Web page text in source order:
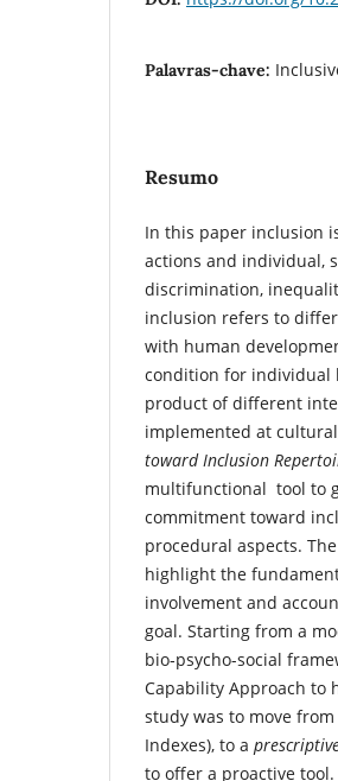
Palavras-chave:
Resumo
In this paper inclusion
actions and individual,
discrimination,
inclusion refers to
with human
condition for individual
product of different
implemented at
toward Inclusion
multifunctional tool to
commitment toward
procedural aspects.
highlight the
involvement and
goal. Starting from a
bio‑psycho-social
Capability Approach to
study was to move from
Indexes), to a
to offer a proactive